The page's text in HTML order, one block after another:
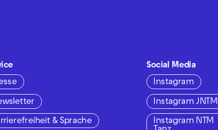
& Sprache
Social Media
Instagram
Instagram JNTM
Instagram NTM